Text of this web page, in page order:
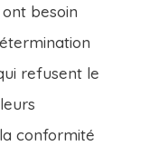
besoin
refusent le
conformité